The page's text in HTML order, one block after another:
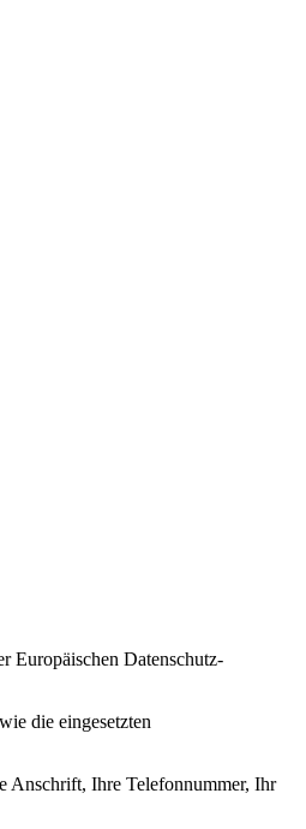
Europäischen Datenschutz-
die eingesetzten
Anschrift, Ihre Telefonnummer, Ihr